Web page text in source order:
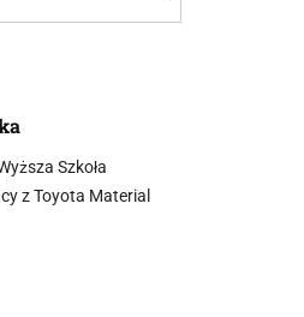
Szkoła
z Toyota Material